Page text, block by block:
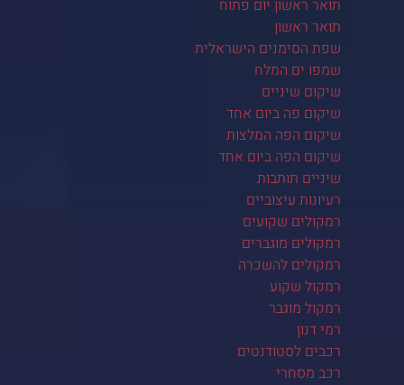
תואר ראשון יום פתוח
תואר ראשון
שפת הסימנים הישראלית
שמפו ים המלח
שיקום שיניים
שיקום פה ביום אחד
שיקום הפה המלצות
שיקום הפה ביום אחד
שיניים תותבות
רעיונות עיצוביים
רמקולים שקועים
רמקולים מוגברים
רמקולים להשכרה
רמקול שקוע
רמקול מוגבר
רמי דנון
רכבים לסטודנטים
רכב מסחרי